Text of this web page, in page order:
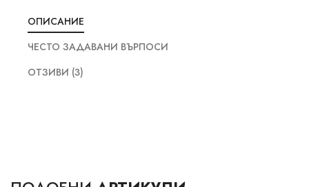
ОПИСАНИЕ
ЧЕСТО ЗАДАВАНИ ВЪРПОСИ
ОТЗИВИ (3)